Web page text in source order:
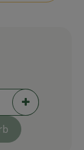
10 Portionen
Portionen